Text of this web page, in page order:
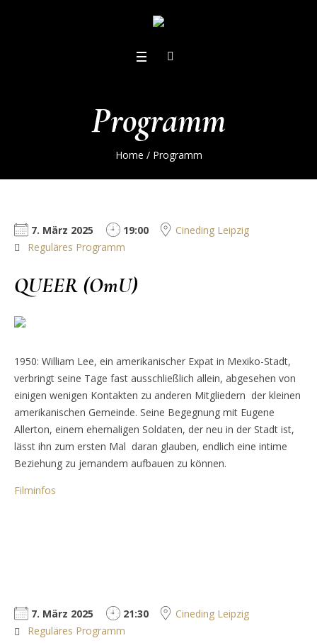
Programm
Home / Programm
7. März 2025 19:00
Cineding Leipzig
Reguläres Programm
QUEER (OmU)
1950: William Lee, ein amerikanischer Expat in Mexiko-Stadt,
verbringt seine Tage fast ausschließlich allein, abgesehen von
einigen wenigen Kontakten zu anderen Mitgliedern der kleinen
amerikanischen Gemeinde. Seine Begegnung mit Eugene
Allerton, einem ehemaligen Soldaten, der neu in der Stadt ist,
lässt ihn zum ersten Mal daran glauben, endlich eine intime
Beziehung zu jemandem aufbauen zu können.
Filminfos
7. März 2025 21:30
Cineding Leipzig
Reguläres Programm